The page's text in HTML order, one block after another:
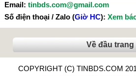
Email: tinbds.com@gmail.com
Số điện thoại / Zalo (Giờ HC): Xem
Về đầu trang
COPYRIGHT (C) TINBDS.COM